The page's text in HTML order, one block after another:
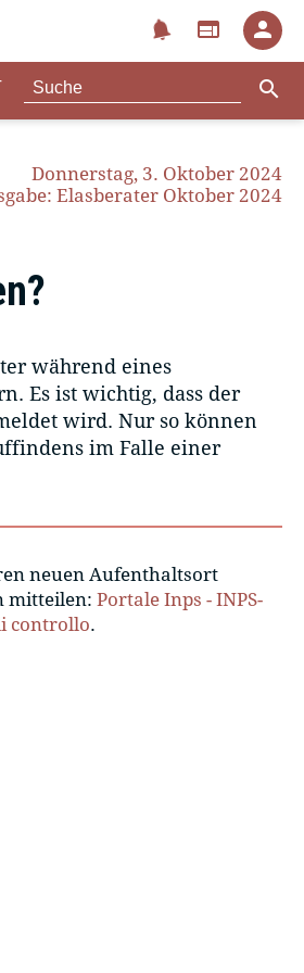
notifications web person
search
Donnerstag, 3. Oktober 2024
Elasberater Oktober 2024
während eines
Es ist wichtig, dass der
wird. Nur so können
im Falle einer
neuen Aufenthaltsort
mitteilen: Portale Inps - INPS-
controllo.